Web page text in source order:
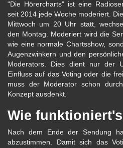
"Die Hörercharts" ist eine
seit 2014 jede Woche moderiert.
Mittwoch um 20 Uhr statt,
den Montag. Moderiert wird die
wie eine normale Chartsshow,
Augenzwinkern und den
Moderators. Dies dient nur der
Einfluss auf das Voting oder die
muss der Moderator schon
Konzept ausdenkt.
Wie
Nach dem Ende der Sendung
abzustimmen. Damit sich das